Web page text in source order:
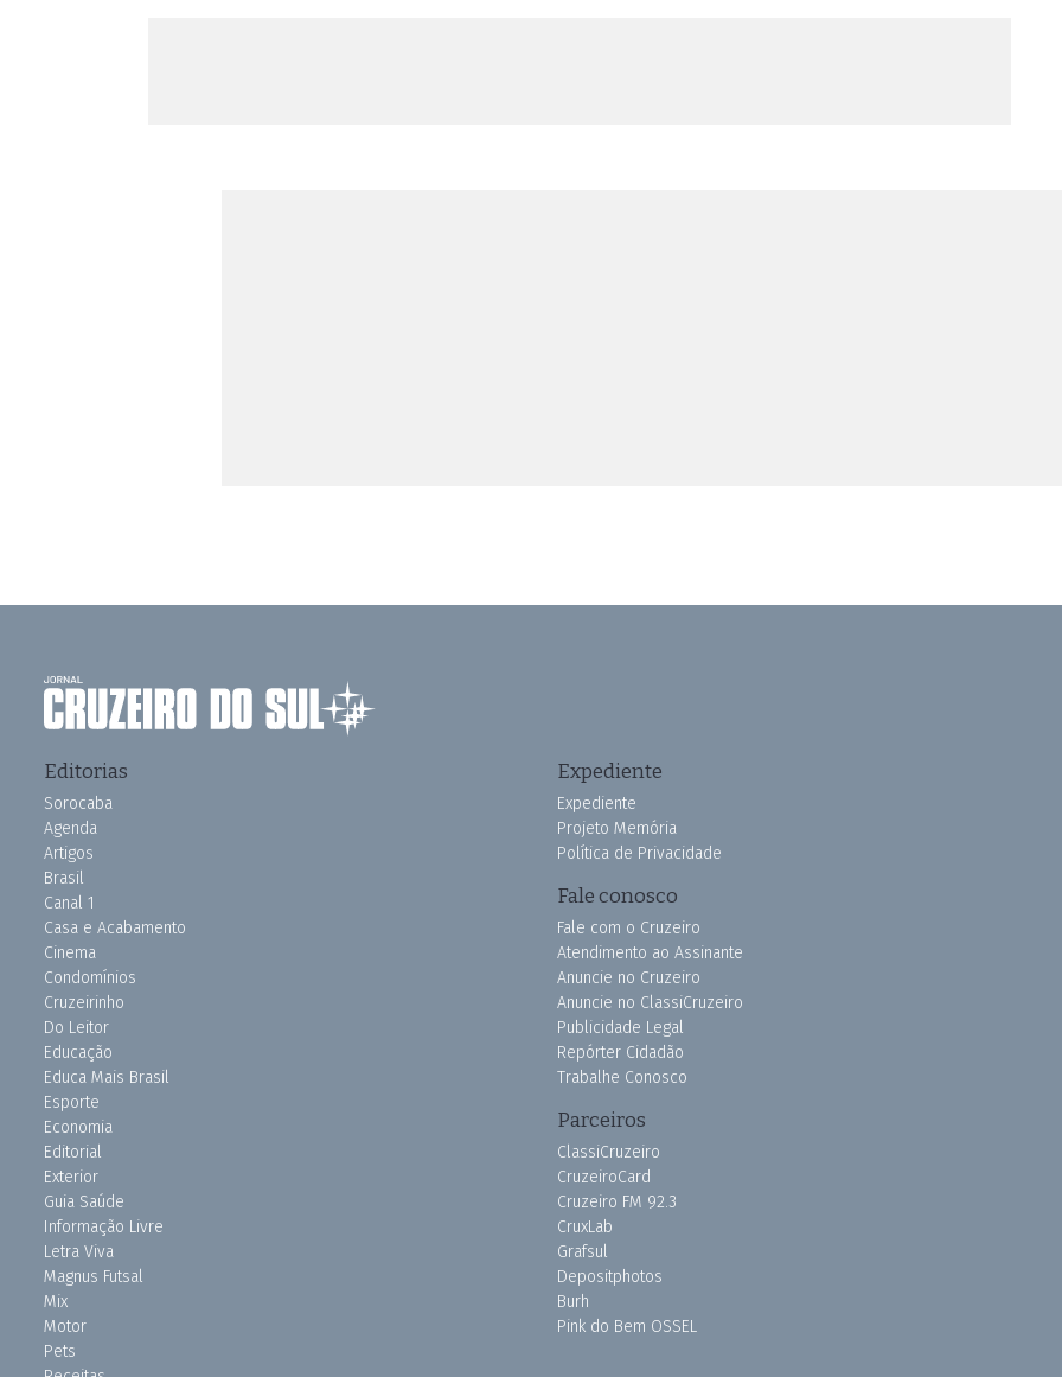
Editorias
Sorocaba
Agenda
Artigos
Brasil
Canal 1
Casa e Acabamento
Cinema
Condomínios
Cruzeirinho
Do Leitor
Educação
Educa Mais Brasil
Esporte
Economia
Editorial
Exterior
Guia Saúde
Informação Livre
Letra Viva
Magnus Futsal
Mix
Motor
Pets
Expediente
Expediente
Projeto Memória
Política de Privacidade
Fale conosco
Fale com o Cruzeiro
Atendimento ao Assinante
Anuncie no Cruzeiro
Anuncie no ClassiCruzeiro
Publicidade Legal
Repórter Cidadão
Trabalhe Conosco
Parceiros
ClassiCruzeiro
CruzeiroCard
Cruzeiro FM 92.3
CruxLab
Grafsul
Depositphotos
Burh
Pink do Bem OSSEL